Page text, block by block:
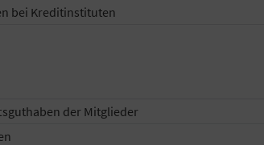
bei Kreditinstituten
der Mitglieder